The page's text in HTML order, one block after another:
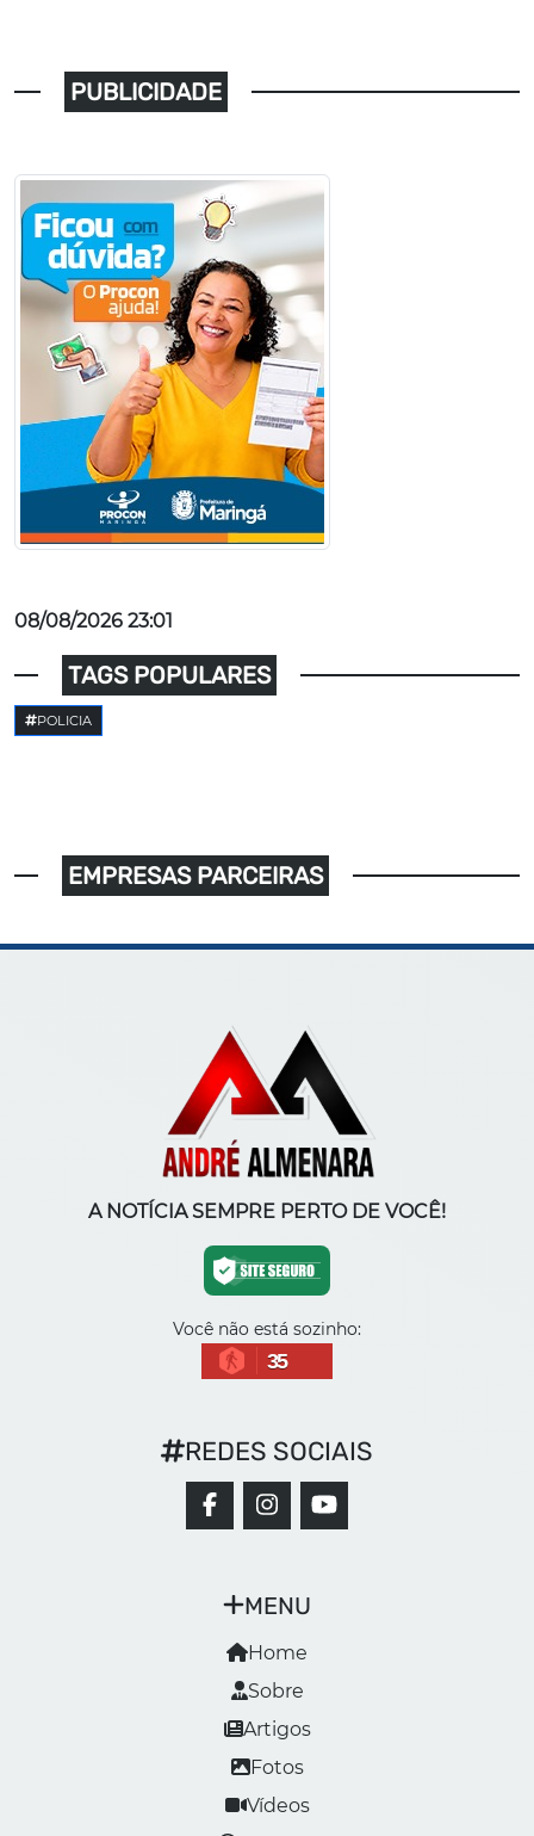
PUBLICIDADE
08/08/2026 23:01
TAGS POPULARES
POLICIA
EMPRESAS PARCEIRAS
A NOTÍCIA SEMPRE PERTO DE VOCÊ!
Você não está sozinho:
35
MENU
Home
Sobre
Artigos
Fotos
Vídeos
REDES SOCIAIS